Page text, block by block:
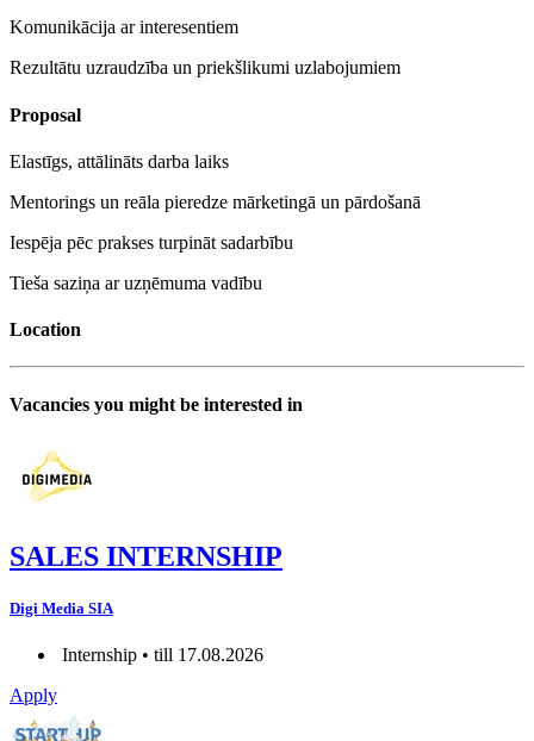
Komunikācija ar interesentiem
Rezultātu uzraudzība un priekšlikumi uzlabojumiem
Proposal
Elastīgs, attālināts darba laiks
Mentorings un reāla pieredze mārketingā un pārdošanā
Iespēja pēc prakses turpināt sadarbību
Tieša saziņa ar uzņēmuma vadību
Location
Vacancies you might be interested in
SALES INTERNSHIP
Digi Media SIA
Internship • till 17.08.2026
Apply